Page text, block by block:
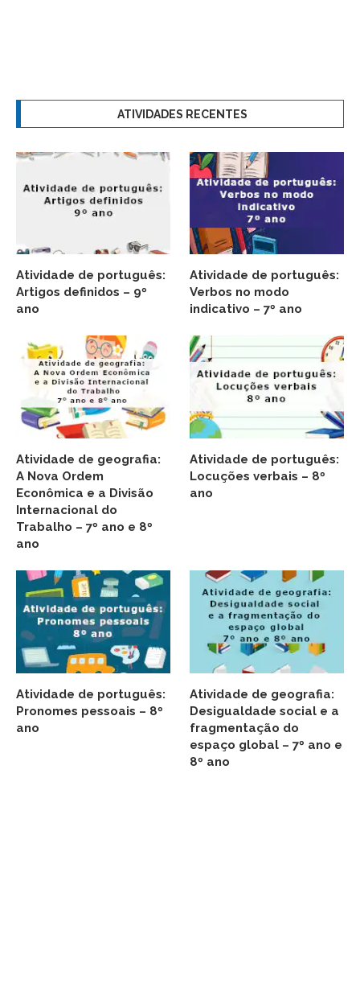
ATIVIDADES RECENTES
Atividade de português:
Artigos definidos – 9º
ano
Atividade de português:
Verbos no modo
indicativo – 7º ano
Atividade de geografia:
A Nova Ordem
Econômica e a Divisão
Internacional do
Trabalho – 7º ano e 8º
ano
Atividade de português:
Locuções verbais – 8º
ano
Atividade de português:
Pronomes pessoais – 8º
ano
Atividade de geografia:
Desigualdade social e a
fragmentação do
espaço global – 7º ano e
8º ano